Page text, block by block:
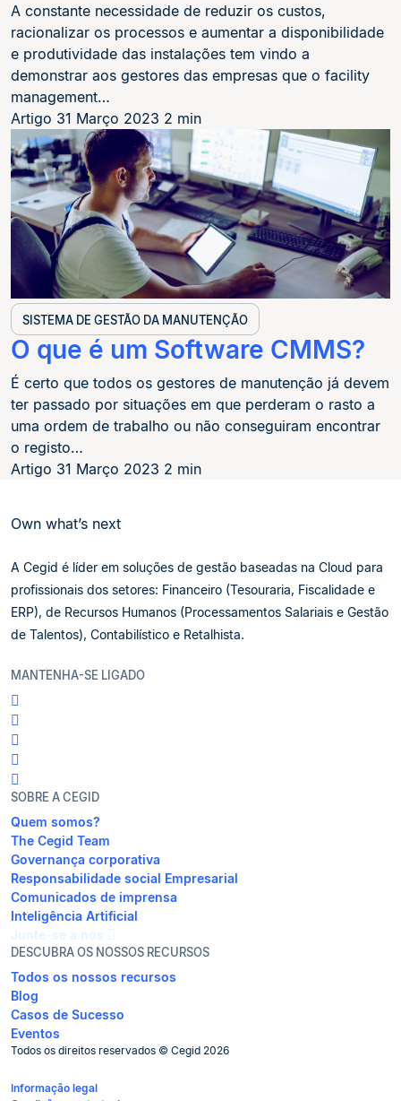
A constante necessidade de reduzir os custos,
racionalizar os processos e aumentar a disponibilidade
e produtividade das instalações tem vindo a
demonstrar aos gestores das empresas que o facility
management…
Artigo 31 Março 2023 2 min
SISTEMA DE GESTÃO DA MANUTENÇÃO
O que é um Software CMMS?
É certo que todos os gestores de manutenção já devem
ter passado por situações em que perderam o rasto a
uma ordem de trabalho ou não conseguiram encontrar
o registo…
Artigo 31 Março 2023 2 min
Own what’s next
A Cegid é líder em soluções de gestão baseadas na Cloud para
profissionais dos setores: Financeiro (Tesouraria, Fiscalidade e
ERP), de Recursos Humanos (Processamentos Salariais e Gestão
de Talentos), Contabilístico e Retalhista.
MANTENHA-SE LIGADO
SOBRE A CEGID
Quem somos?
The Cegid Team
Governança corporativa
Responsabilidade social Empresarial
Comunicados de imprensa
Inteligência Artificial
Junte-se a nós
DESCUBRA OS NOSSOS RECURSOS
Todos os nossos recursos
Blog
Casos de Sucesso
Eventos
Todos os direitos reservados © Cegid 2026
Informação legal